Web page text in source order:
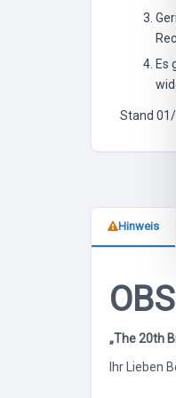
Es
Stand 01/
Hinweis
„The 20th
Ihr Lieben